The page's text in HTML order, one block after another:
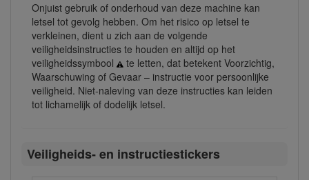
Onjuist gebruik of onderhoud van deze machine kan
letsel tot gevolg hebben. Om het risico op letsel te
verkleinen, dient u zich aan de volgende
veiligheidsinstructies te houden en altijd op het
veiligheidssymbool
te letten, dat betekent Voorzichtig,
Waarschuwing of Gevaar – instructie voor persoonlijke
veiligheid. Niet-naleving van deze instructies kan leiden
tot lichamelijk of dodelijk letsel.
Veiligheids- en instructiestickers